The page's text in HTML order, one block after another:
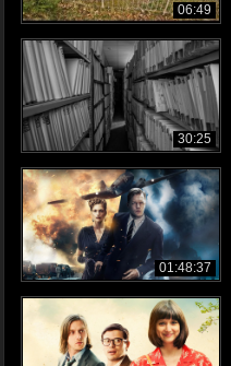
06:49
30:25
01:48:37